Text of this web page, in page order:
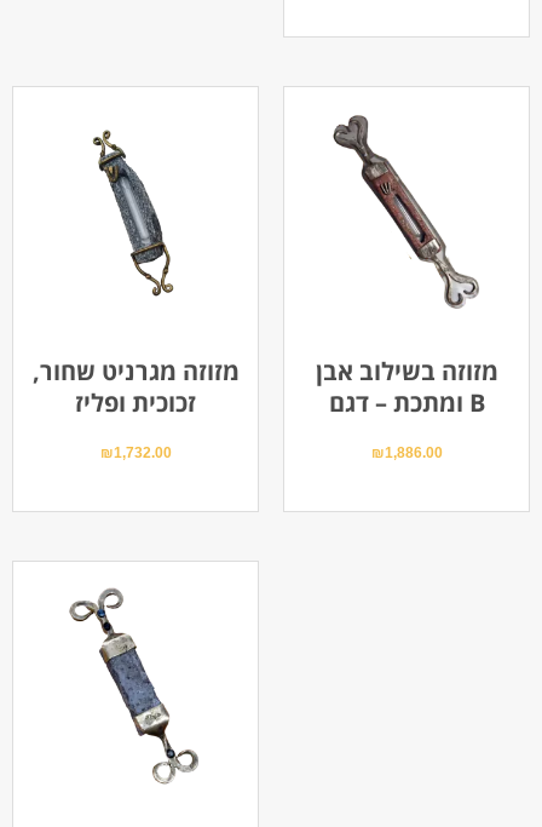
מזוזה מגרניט שחור,
זכוכית ופליז
₪1,732.00
מזוזה בשילוב אבן
ומתכת – דגם B
₪1,886.00